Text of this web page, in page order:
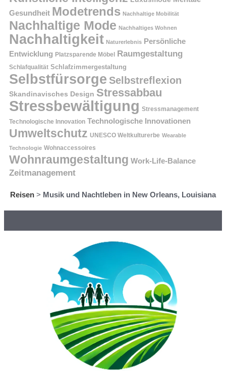
Gesundheit Modetrends Nachhaltige Mobilität
Nachhaltige Mode Nachhaltiges Wohnen
Nachhaltigkeit Naturerlebnis Persönliche
Entwicklung Platzsparende Möbel Raumgestaltung
Schlafqualität Schlafzimmergestaltung
Selbstfürsorge Selbstreflexion
Skandinavisches Design Stressabbau
Stressbewältigung Stressmanagement
Technologische Innovation Technologische Innovationen
Umweltschutz UNESCO Weltkulturerbe Wearable
Technologie Wohnaccessoires
Wohnraumgestaltung Work-Life-Balance
Zeitmanagement
Reisen > Musik und Nachtleben in New Orleans, Louisiana